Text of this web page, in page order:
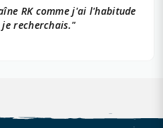
RK comme j'ai l'habitude
recherchais."